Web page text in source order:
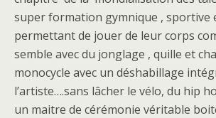
super formation gymnique , sportive
permettant de jouer de leur corps
semble avec du jonglage , quille et
monocycle avec un déshabillage
l’artiste….sans lâcher le vélo, du hip
un maitre de cérémonie véritable